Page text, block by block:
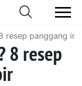
resep panggang
8 resep